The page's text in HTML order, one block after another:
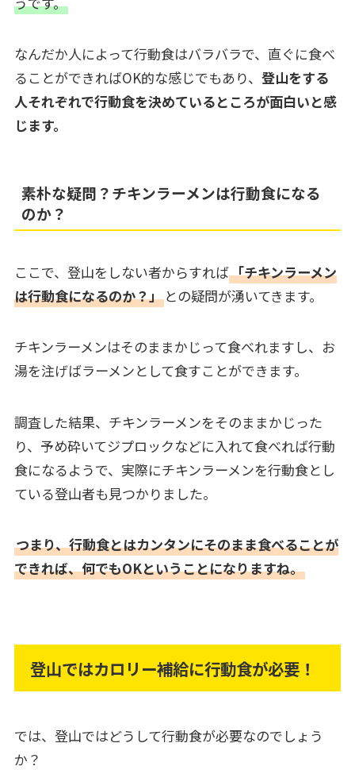
なんだか人によって行動食はバラバラで、直ぐに食べ
ることができればOK的な感じでもあり、 登山をする
人それぞれで行動食を決めているところが面白いと感
じます。
素朴な疑問？チキンラーメンは行動食になる
のか？
ここで、登山をしない者からすれば「チキンラーメン
は行動食になるのか？」との疑問が湧いてきます。
チキンラーメンはそのままかじって食べれますし、お
湯を注げばラーメンとして食すことができます。
調査した結果、チキンラーメンをそのままかじった
り、予め砕いてジプロックなどに入れて食べれば行動
食になるようで、実際にチキンラーメンを行動食とし
ている登山者も見つかりました。
つまり、行動食とはカンタンにそのまま食べることが
できれば、何でもOKということになりますね。
登山ではカロリー補給に行動食が必要！
では、登山ではどうして行動食が必要なのでしょう
か？